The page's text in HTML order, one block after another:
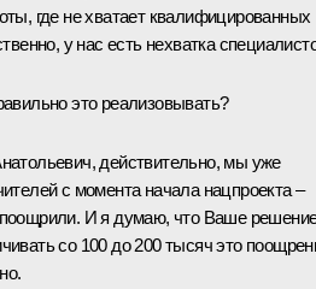
где не хватает квалифицированных
у нас есть нехватка
это реализовывать?
действительно, мы уже
с момента начала нацпроекта –
И я думаю, что Ваше
со 100 до 200 тысяч это